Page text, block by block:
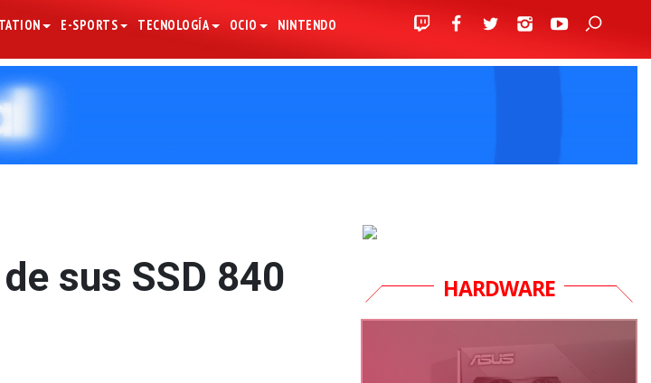
E-SPORTS TECNOLOGÍA OCIO NINTENDO
sus SSD 840
HARDWARE